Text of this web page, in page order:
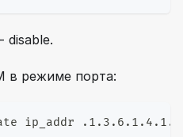
disable.
в режиме порта:
ip_addr